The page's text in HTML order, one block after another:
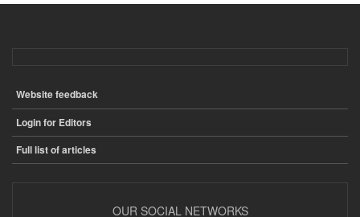
ПОДВАЛ
Website feedback
Login for Editors
Full list of articles
OUR SOCIAL NETWORKS